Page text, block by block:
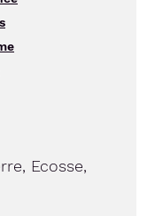
Ecosse,